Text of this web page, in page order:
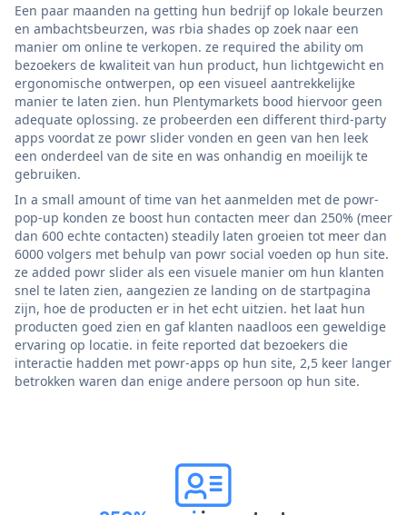
Een paar maanden na getting hun bedrijf op lokale beurzen
en ambachtsbeurzen, was rbia shades op zoek naar een
manier om online te verkopen. ze required the ability om
bezoekers de kwaliteit van hun product, hun lichtgewicht en
ergonomische ontwerpen, op een visueel aantrekkelijke
manier te laten zien. hun Plentymarkets bood hiervoor geen
adequate oplossing. ze probeerden een different third-party
apps voordat ze powr slider vonden en geen van hen leek
een onderdeel van de site en was onhandig en moeilijk te
gebruiken.
In a small amount of time van het aanmelden met de powr-
pop-up konden ze boost hun contacten meer dan 250% (meer
dan 600 echte contacten) steadily laten groeien tot meer dan
6000 volgers met behulp van powr social voeden op hun site.
ze added powr slider als een visuele manier om hun klanten
snel te laten zien, aangezien ze landing on de startpagina
zijn, hoe de producten er in het echt uitzien. het laat hun
producten goed zien en gaf klanten naadloos een geweldige
ervaring op locatie. in feite reported dat bezoekers die
interactie hadden met powr-apps op hun site, 2,5 keer langer
betrokken waren dan enige andere persoon op hun site.